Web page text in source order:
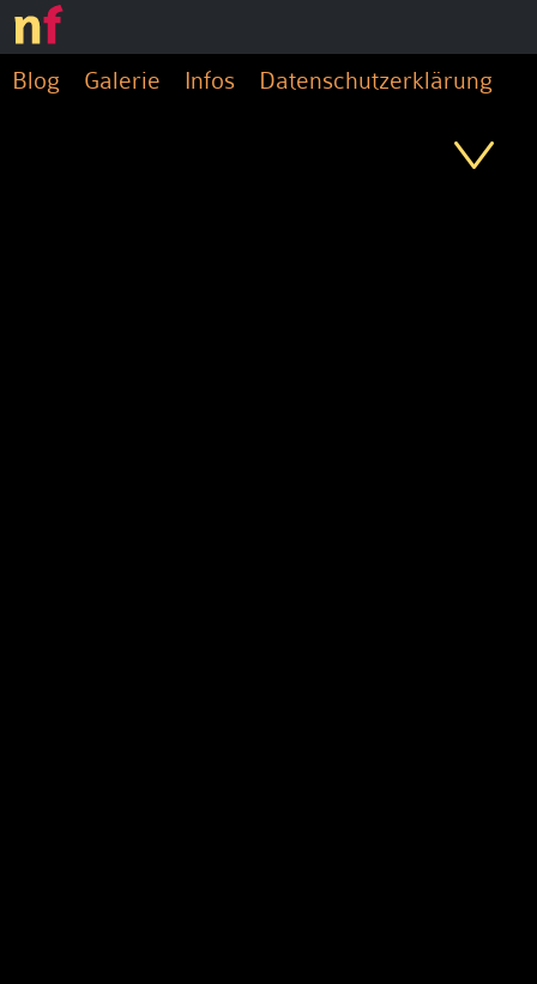
Blog Galerie Infos Datenschutzerklärung